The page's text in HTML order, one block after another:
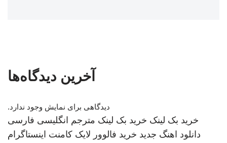
آخرین دیدگاه‌ها
دیدگاهی برای نمایش وجود ندارد.
خرید بک لینک خرید بک لینک مترجم انگلیسی فارسی
دانلود اهنگ جدید خرید فالوور لایک کامنت اینستاگرام